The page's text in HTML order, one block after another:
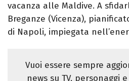
vacanza alle Maldive. A
Breganze (Vicenza),
di Napoli, impiegata
Vuoi essere sempre
news su TV, personaggi